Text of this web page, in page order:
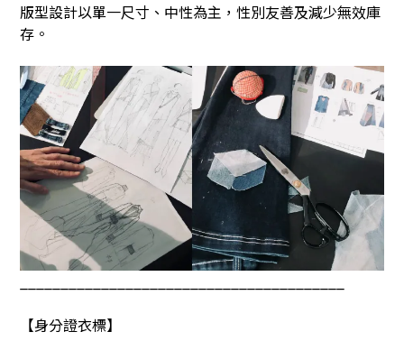
版型設計以單一尺寸、中性為主，性別友善及減少無效庫
存。
【身分證衣標】